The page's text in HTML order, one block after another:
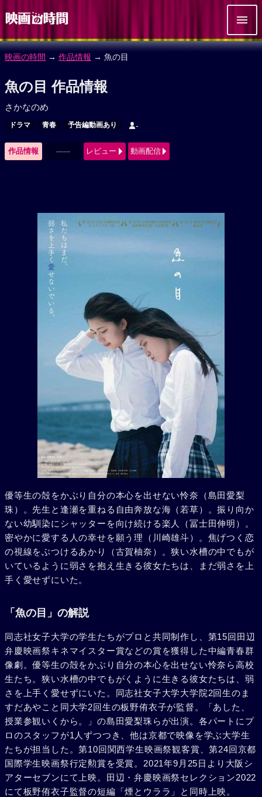
映画の時間 → 作品情報 → 魚の目
魚の目 作品情報
さかなのめ
ドラマ 青春 予告編動画あり -
作品情報 ------ レビュー 動画配信
優等生の殻をかぶり自分の本心を出せない怜奈（島田愛梨
珠）。先生と逢瀬を重ねる自由奔放な海（若草）。振り向か
ない幼馴染にシャッターを向け続ける楽人（冨士田伸明）。
密やかに愛する人の幸せを願う理（川崎雄斗）。焦げつく恋
の視線をぶつけるあかり（古賀柚奈）。狭い水槽の中でもが
いているように弱さを抱え生きる彼女たちは、まだ弱さを上
手く愛せずにいた。
「魚の目」の解説
同志社女子大学の学生たちがプロと共同制作し、第15回田辺
弁慶映画祭キネマイスター賞などの賞を獲得した中編青春群
像劇。優等生の殻をかぶり自分の本心を出せない怜奈ら高校
生たち。狭い水槽の中でもがくように生きる彼女たちは、弱
さを上手く愛せずにいた。同志社女子大学大学院2回生のま
すだあやこと同大学2回生の板野侑衣子が監督。「あした、
授業参観いくから。」の島田愛梨珠らが出演。各パートにプ
ロのスタッフが1人ずつつき、他は京都で映像を学ぶ大学生
たちが担当した。第10回関西学生映画祭観客賞、第24回京都
国際学生映画祭行定勲賞を受賞。2021年9月25日より大阪シ
アターセブンにて上映。田辺・弁慶映画祭セレクション2022
にて板野侑衣子監督の短編「煙とウララ」と同時上映。